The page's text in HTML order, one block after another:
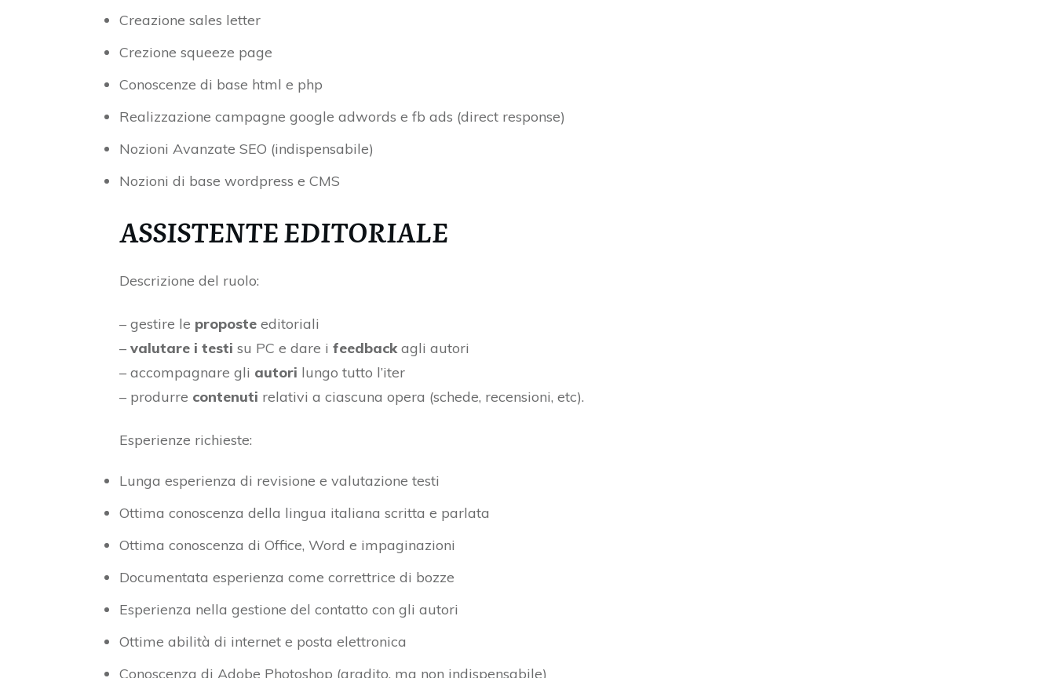
Creazione sales letter
Crezione squeeze page
Conoscenze di base html e php
Realizzazione campagne google adwords e fb ads (direct response)
Nozioni Avanzate SEO (indispensabile)
Nozioni di base wordpress e CMS
ASSISTENTE EDITORIALE
Descrizione del ruolo:
– gestire le proposte editoriali
– valutare i testi su PC e dare i feedbackagli autori
– accompagnare gli autori lungo tutto l’iter
– produrre contenuti relativi a ciascuna opera (schede, recensioni, etc).
Esperienze richieste:
Lunga esperienza di revisione e valutazione testi
Ottima conoscenza della lingua italiana scritta e parlata
Ottima conoscenza di Office, Word e impaginazioni
Documentata esperienza come correttrice di bozze
Esperienza nella gestione del contatto con gli autori
Ottime abilità di internet e posta elettronica
Conoscenza di Adobe Photoshop (gradito, ma non indispensabile)